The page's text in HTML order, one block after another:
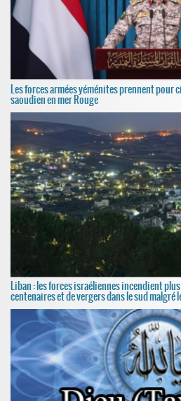
Les forces armées yéménites prennent pour
saoudien en mer Rouge
Liban : les forces israéliennes incendient
centenaires et de vergers dans le sud